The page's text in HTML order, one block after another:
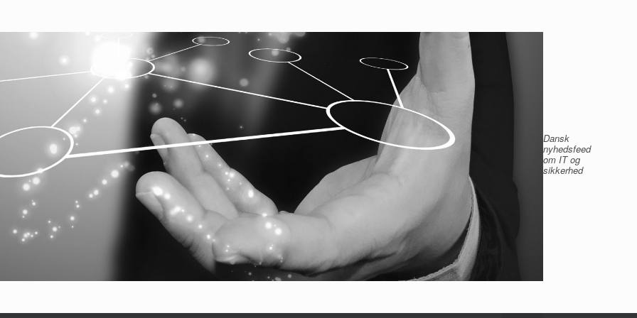
Dansk
nyhedsfeed
om IT og
sikkerhed